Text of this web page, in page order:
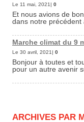
Le 11 mai, 2021| 0
Et nous avions de
dans notre précédent
Marche climat du 9
Le 30 avril, 2021| 0
Bonjour à toutes et
pour un autre avenir
ARCHIVES PAR